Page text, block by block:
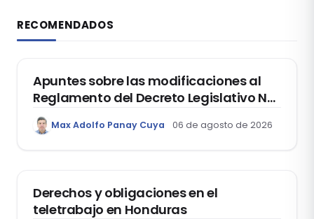
RECOMENDADOS
DERECHO REGISTRAL
Apuntes sobre las modificaciones al
Reglamento del Decreto Legislativo Nº
1400, que aprueba el Régimen de
Garantía Mobiliaria
Max Adolfo Panay Cuya 06 de agosto de 2026
Derechos y obligaciones en el
teletrabajo en Honduras